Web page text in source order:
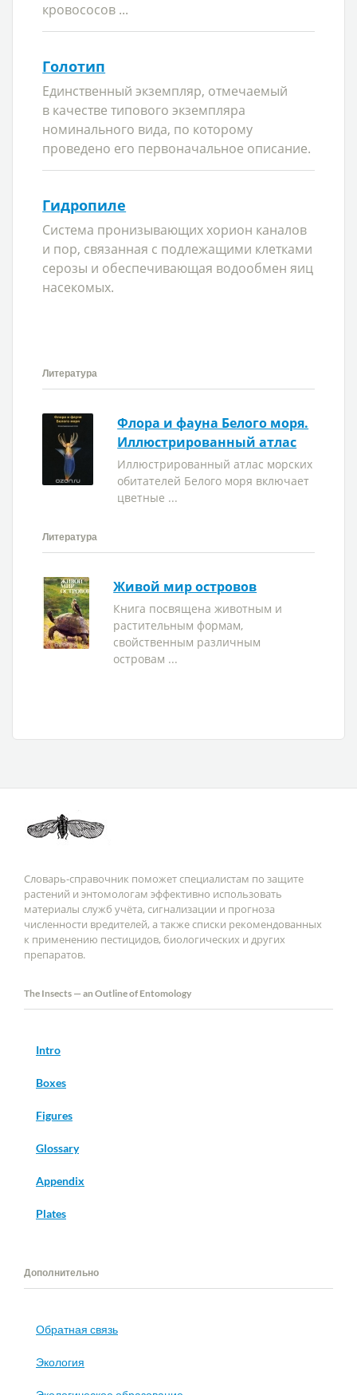
кровососов ...
Голотип
Единственный экземпляр, отмечаемый
в качестве типового экземпляра
номинального вида, по которому
проведено его первоначальное описание.
Гидропиле
Система пронизывающих хорион каналов
и пор, связанная с подлежащими клетками
серозы и обеспечивающая водообмен яиц
насекомых.
Литература
Флора и фауна Белого моря.
Иллюстрированный атлас
Иллюстрированный атлас морских
обитателей Белого моря включает
цветные ...
Литература
Живой мир островов
Книга посвящена животным и
растительным формам,
свойственным различным
островам ...
Словарь-справочник поможет специалистам по защите
растений и энтомологам эффективно использовать
материалы служб учёта, сигнализации и прогноза
численности вредителей, а также списки рекомендованных
к применению пестицидов, биологических и других
препаратов.
The Insects — an Outline of Entomology
Intro
Boxes
Figures
Glossary
Appendix
Plates
Дополнительно
Обратная связь
Экология